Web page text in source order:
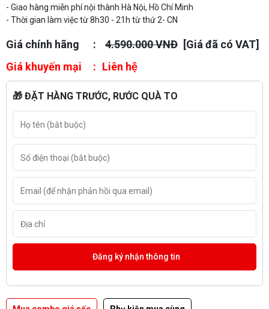
- Giao hàng miễn phí nội thành Hà Nội, Hồ Chí Minh
- Thời gian làm việc từ 8h30 - 21h từ thứ 2- CN
Giá chính hãng 4.590.000 VNĐ [Giá đã có VAT]
Giá khuyến mại
Liên hệ
🎁 ĐẶT HÀNG TRƯỚC, RƯỚC QUÀ TO